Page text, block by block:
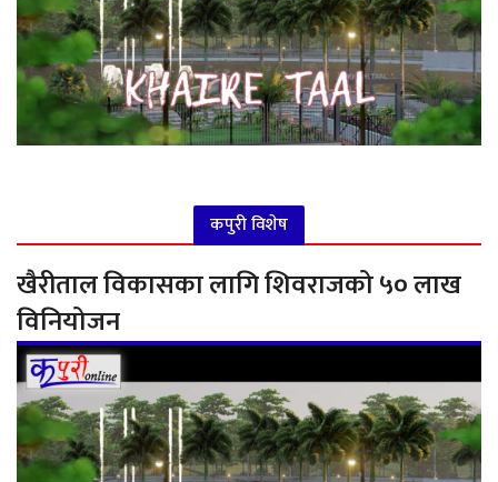
कपुरी विशेष
खैरीताल विकासका लागि शिवराजको ५० लाख
विनियोजन